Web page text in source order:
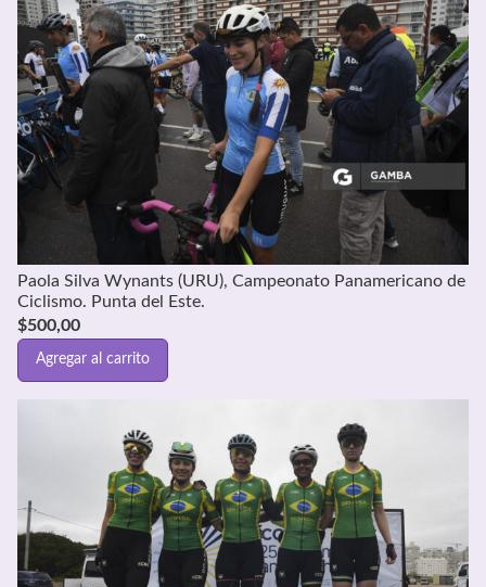
Paola Silva Wynants (URU), Campeonato Panamericano de
Ciclismo. Punta del Este.
$500,00
Agregar al carrito